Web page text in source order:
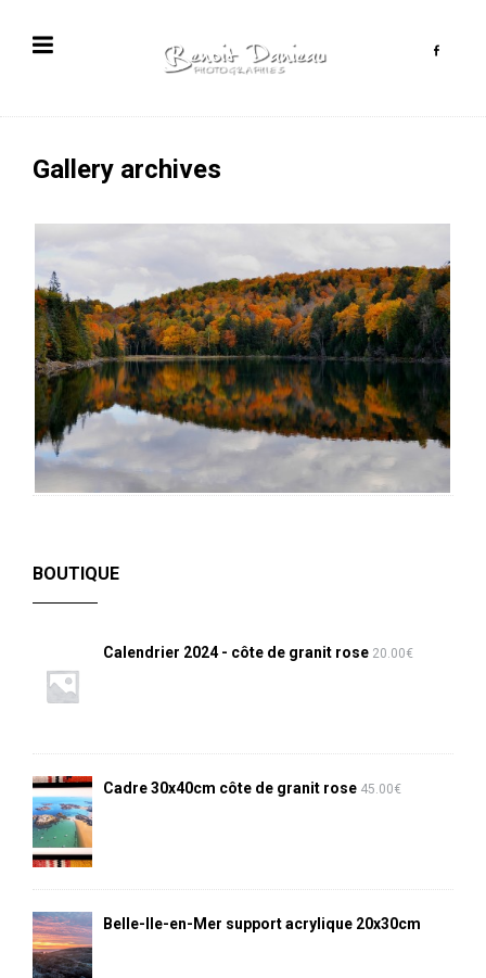
Gallery archives
BOUTIQUE
Calendrier 2024 - côte de granit rose 20.00€
Cadre 30x40cm côte de granit rose 45.00€
Belle-Ile-en-Mer support acrylique 20x30cm